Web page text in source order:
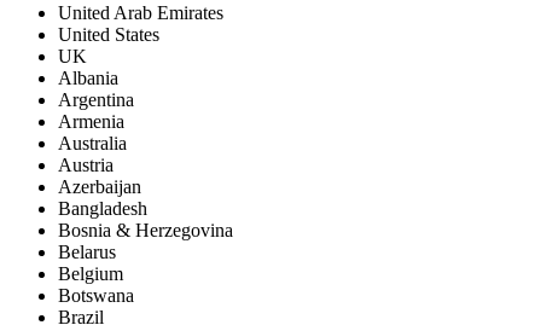
United Arab Emirates
United States
UK
Albania
Argentina
Armenia
Australia
Austria
Azerbaijan
Bangladesh
Bosnia & Herzegovina
Belarus
Belgium
Botswana
Brazil